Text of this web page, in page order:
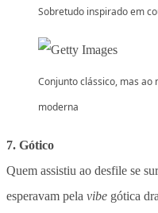
Sobretudo inspirado em
Conjunto clássico, mas
moderna
7. Gótico
Quem assistiu ao desfile se
esperavam pela vibe gótica